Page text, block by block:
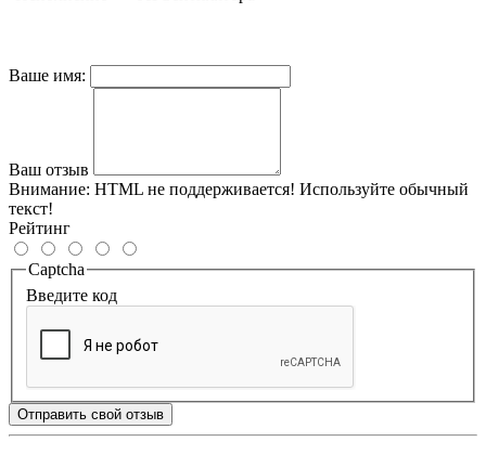
Ваше имя:
Ваш отзыв
Внимание: HTML не поддерживается! Используйте обычный
текст!
Рейтинг
Captcha
Введите код
Отправить свой отзыв